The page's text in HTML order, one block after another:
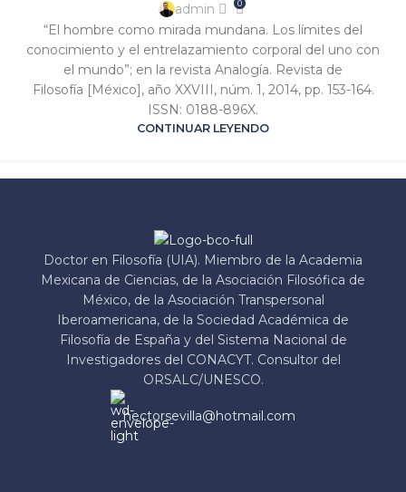
admin 0
“El hombre como mirada mundana. Los límites del
conocimiento y el entrelazamiento corporal del uno con
el mundo”; en la revista Analogía. Revista de
Filosofía [México], año XXVIII, núm. 1, 2014, pp. 153-164.
ISSN: 0188-896X.
CONTINUAR LEYENDO
Doctor en Filosofía (UIA). Miembro de la Academia
Mexicana de Ciencias, de la Asociación Filosófica de
México, de la Asociación Transpersonal
Iberoamericana, de la Sociedad Académica de
Filosofía de España y del Sistema Nacional de
Investigadores del CONACYT. Consultor del
ORSALC/UNESCO.
hectorsevilla@hotmail.com